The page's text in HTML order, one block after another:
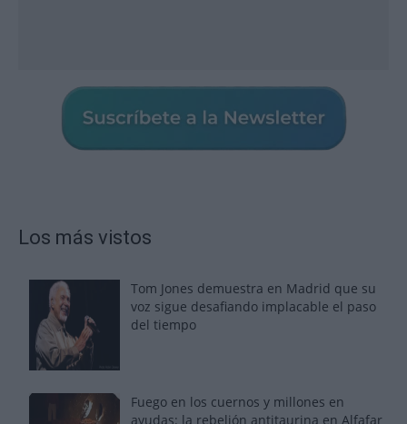
Los más vistos
Tom Jones demuestra en Madrid que su
voz sigue desafiando implacable el paso
del tiempo
Fuego en los cuernos y millones en
ayudas: la rebelión antitaurina en Alfafar